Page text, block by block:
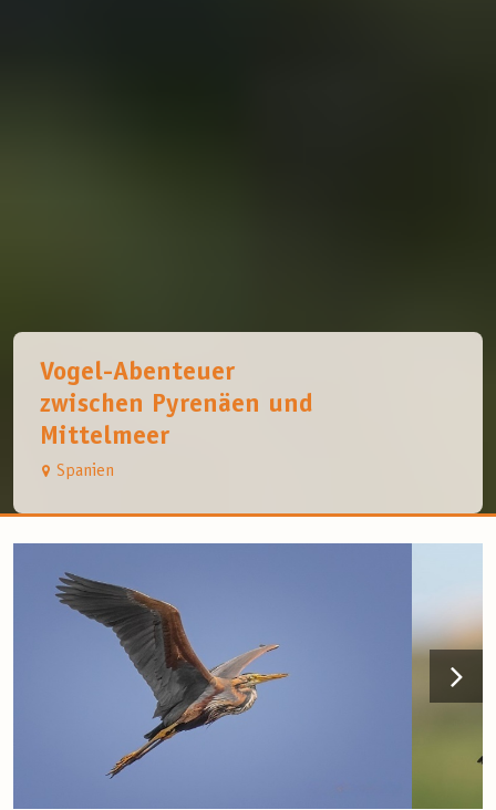
Vogel-Abenteuer
zwischen Pyrenäen und
Mittelmeer
Spanien